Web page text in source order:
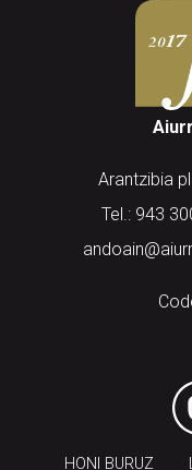
Arantzibia
Tel.: 943
HONI BURUZ